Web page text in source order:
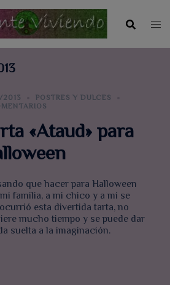
2013
POSTRES Y DULCES
«Ataud» para
que hacer para Halloween
familia, a mi chico y a mi se
esta divertida tarta, no
mucho tiempo y se puede dar
suelta a la imaginación.